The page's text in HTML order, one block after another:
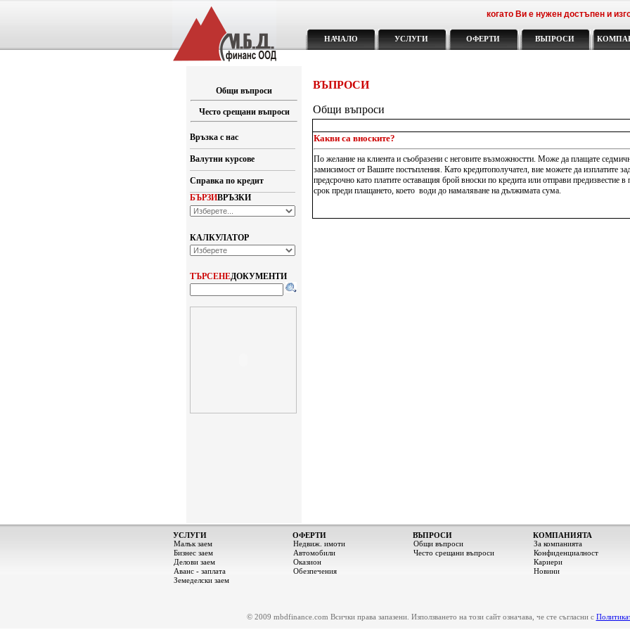
когато Ви е нужен достъпен и
НАЧАЛО УСЛУГИ ОФЕРТИ ВЪПРОСИ
Общи въпроси
Често срещани въпроси
Връзка с нас
Валутни курсове
Справка по кредит
БЪРЗИВРЪЗКИ
КАЛКУЛАТОР
ТЪРСЕНЕДОКУМЕНТИ
ВЪПРОСИ
Общи въпроси
Какви са вноските?
По желание на клиента и съобразени с неговите възможностти. Може да плащате
замисимост от Вашите постъпления. Като кредитополучател, вие можете да изплатите
предсрочно като платите оставащия брой вноски по кредита или отправи предизвестие
срок преди плащането, което води до намаляване на дължимата сума.
УСЛУГИ
Малък заем
Бизнес заем
Делови заем
Аванс - заплата
Земеделски заем
ОФЕРТИ
Недвиж. имоти
Автомобили
Оказион
Обезпечения
ВЪПРОСИ
Общи въпроси
Често срещани въпроси
КОМПАНИЯТА
За компанията
Конфиденциалност
Кариери
Новини
© 2009 mbdfinance.com Всички права запазени. Използването на този сайт означава, че сте съгласни с